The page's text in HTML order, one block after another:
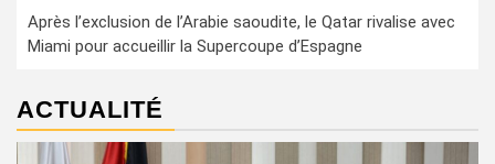
Après l’exclusion de l’Arabie saoudite, le Qatar rivalise avec
Miami pour accueillir la Supercoupe d’Espagne
ACTUALITÉ